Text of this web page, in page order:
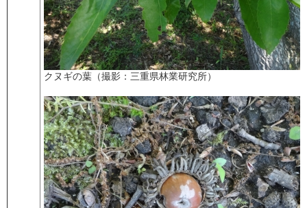
クヌギの葉（撮影：三重県林業研究所）